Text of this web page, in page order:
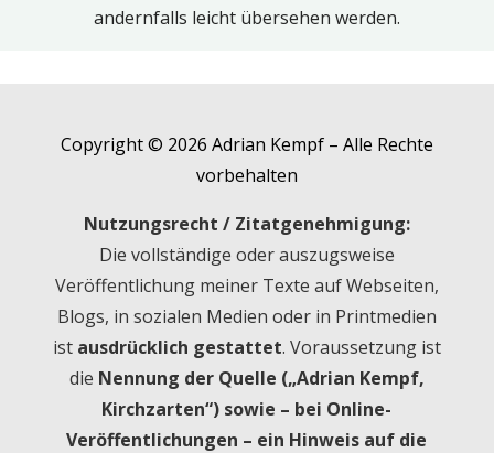
andernfalls leicht übersehen werden.
Copyright © 2026 Adrian Kempf – Alle Rechte
vorbehalten
Nutzungsrecht / Zitatgenehmigung:
Die vollständige oder auszugsweise
Veröffentlichung meiner Texte auf Webseiten,
Blogs, in sozialen Medien oder in Printmedien
ist ausdrücklich gestattet. Voraussetzung ist
die Nennung der Quelle („Adrian Kempf,
Kirchzarten“) sowie – bei Online-
Veröffentlichungen – ein Hinweis auf die